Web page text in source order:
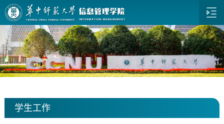
学生工作